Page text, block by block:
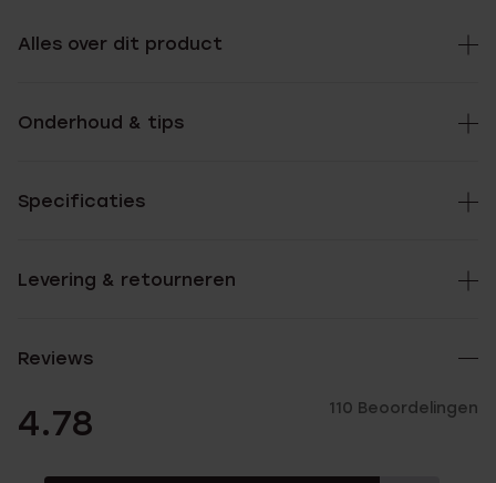
Alles over dit product
Onderhoud & tips
Specificaties
Levering & retourneren
Reviews
4.78 110 Beoordelingen